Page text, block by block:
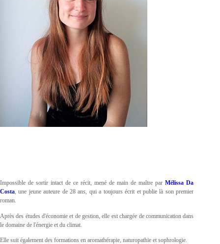
Impossible de sortir intact de ce récit, mené de main de maître parMélissa Da
Costa, une jeune auteure de 28 ans, qui a toujours écrit et publie là son premier
roman.
Après des études d'économie et de gestion, elle est chargée de communication dans
le domaine de l'énergie et du climat.
Elle suit également des formations en aromathérapie, naturopathie et sophrologie.